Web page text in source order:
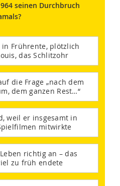
seinen Durchbruch
in Frührente, plötzlich
das Schlitzohr
die Frage „nach dem
dem ganzen Rest…“
weil er insgesamt in
mitwirkte
richtig an – das
zu früh endete